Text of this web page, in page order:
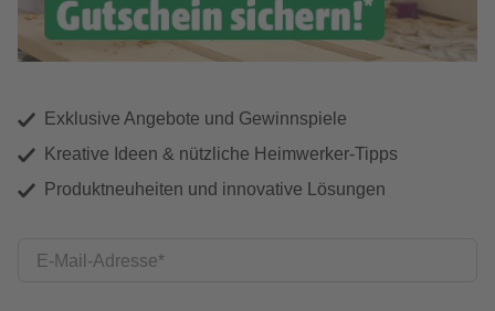
Exklusive Angebote und Gewinnspiele
Kreative Ideen & nützliche Heimwerker-Tipps
Produktneuheiten und innovative Lösungen
E-Mail-Adresse